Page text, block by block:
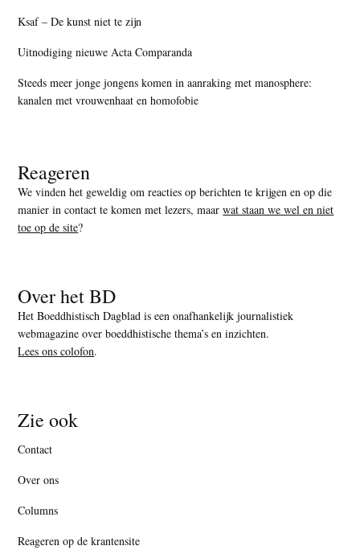
Ksaf – De kunst niet te zijn
Uitnodiging nieuwe Acta Comparanda
Steeds meer jonge jongens komen in aanraking met manosphere:
kanalen met vrouwenhaat en homofobie
Reageren
We vinden het geweldig om reacties op berichten te krijgen en op die
manier in contact te komen met lezers, maarwat staan we wel en niet
toe op de site?
Over het BD
Het Boeddhistisch Dagblad is een onafhankelijk journalistiek
webmagazine over boeddhistische thema’s en inzichten.
Lees ons colofon.
Zie ook
Contact
Over ons
Columns
Reageren op de krantensite